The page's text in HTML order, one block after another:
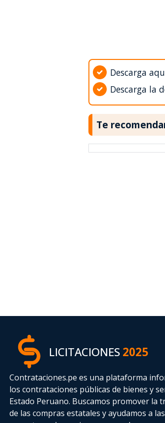
Descarga
Descarga la
Te
LICITACIONES2025
Contrataciones.pe es una plataforma
los contrataciones públicas de bienes y
Estado Peruano. Buscamos promover la
de las compras estatalesy ayudamos a